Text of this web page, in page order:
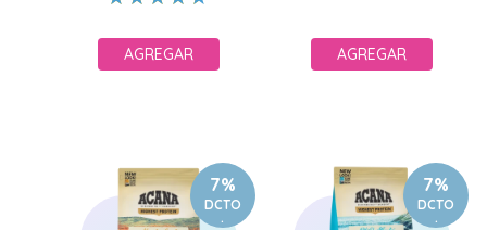
AGREGAR AGREGAR
7%
DCTO
.
7%
DCTO
.